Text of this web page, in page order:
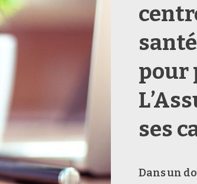
pour
ses
Dans un